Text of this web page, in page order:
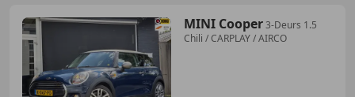
MINI Cooper3-Deurs 1.5
Chili / CARPLAY / AIRCO